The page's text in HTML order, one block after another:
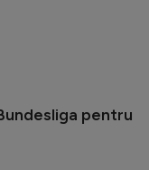
pentru